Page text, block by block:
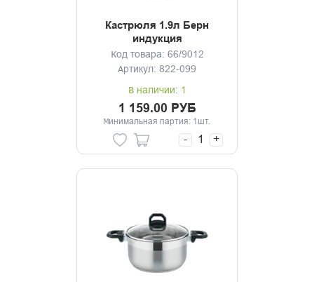
Кастрюля 1.9л Берн
индукция
Код товара: 66/9012
Артикул: 822-099
В наличии: 1
1 159.00 РУБ
Минимальная партия: 1шт.
- +